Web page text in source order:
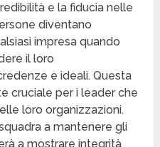
e la fiducia nelle
diventano
impresa quando
il loro
e ideali. Questa
cruciale per i leader che
loro organizzazioni.
a mantenere gli
a mostrare integrità